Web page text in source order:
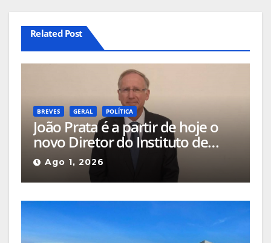
Related Post
BREVES GERAL POLÍTICA
João Prata é a partir de hoje o
novo Diretor do Instituto de
Emprego e Formação
Profissional da Guarda
Ago 1, 2026